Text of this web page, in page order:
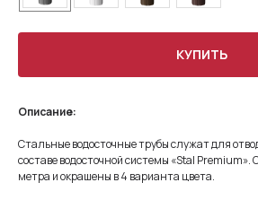
КУПИТЬ
Описание:
Стальные водосточные трубы служат для
составе водосточной системы «Stal
метра и окрашены в 4 варианта цвета.